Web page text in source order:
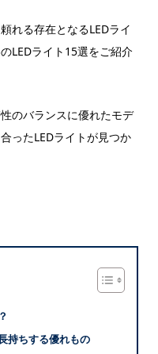
れる存在となるLEDライ
LEDライト15選をご紹介
のバランスに優れたモデ
ったLEDライトが見つか
持ちする優れもの